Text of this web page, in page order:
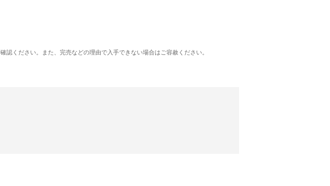
ください。また、完売などの理由で入手できない場合はご容赦ください。